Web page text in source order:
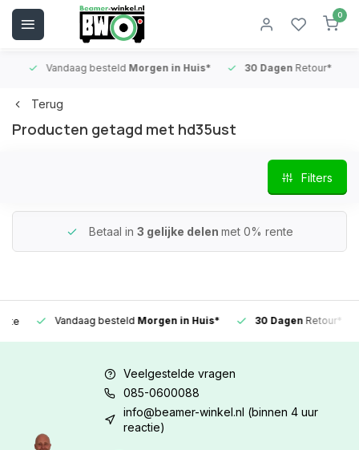
0
Vandaag besteldMorgen in Huis* 30 DagenRetour*
Terug
Producten getagd met hd35ust
Filters
Betaal in 3 gelijke delen met 0% rente
Vandaag besteldMorgen in Huis* 30 DagenRetour*
Veelgestelde vragen
085-0600088
info@beamer-winkel.nl (binnen 4 uur
reactie)